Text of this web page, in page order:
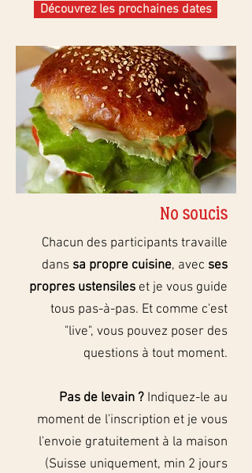
Découvrez les prochaines dates
No soucis
Chacun des participants travaille
dans sa propre cuisine, avec ses
propres ustensiles et je vous guide
tous pas-à-pas. Et comme c'est
"live", vous pouvez poser des
questions à tout moment.
Pas de levain ? Indiquez-le au
moment de l'inscription et je vous
l'envoie gratuitement à la maison
(Suisse uniquement, min 2 jours